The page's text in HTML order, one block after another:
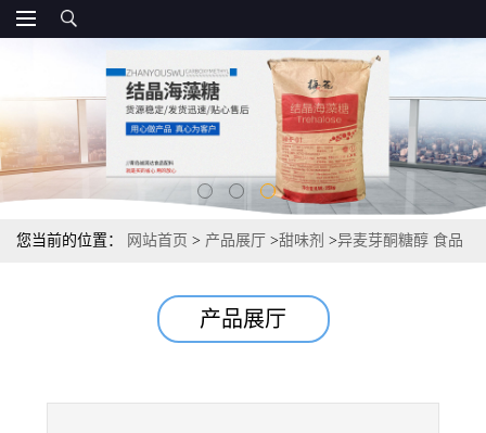
您当前的位置： 网站首页 > 产品展厅 >甜味剂 >异麦芽酮糖醇 食品
产品展厅